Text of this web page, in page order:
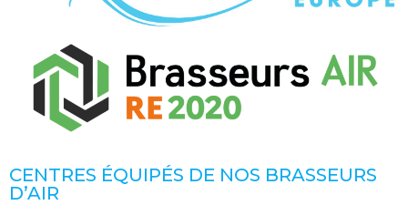
CENTRES ÉQUIPÉS DE NOS BRASSEURS
D’AIR